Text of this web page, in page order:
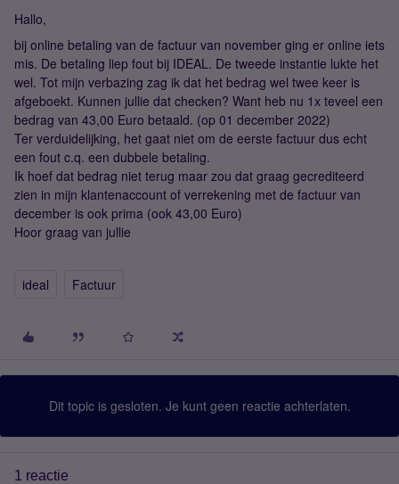
Hallo,
bij online betaling van de factuur van november ging er online iets
mis. De betaling liep fout bij IDEAL. De tweede instantie lukte het
wel. Tot mijn verbazing zag ik dat het bedrag wel twee keer is
afgeboekt. Kunnen jullie dat checken? Want heb nu 1x teveel een
bedrag van 43,00 Euro betaald. (op 01 december 2022)
Ter verduidelijking, het gaat niet om de eerste factuur dus echt
een fout c.q. een dubbele betaling.
Ik hoef dat bedrag niet terug maar zou dat graag gecrediteerd
zien in mijn klantenaccount of verrekening met de factuur van
december is ook prima (ook 43,00 Euro)
Hoor graag van jullie
ideal Factuur
Dit topic is gesloten. Je kunt geen reactie achterlaten.
1 reactie